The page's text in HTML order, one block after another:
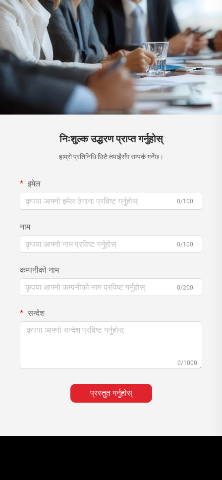
निःशुल्क उद्धरण प्राप्त गर्नुहोस्
हाम्रो प्रतिनिधि छिटै तपाईंसँग सम्पर्क गर्नेछ।
इमेल
0/100
नाम
0/100
कम्पनीको नाम
0/200
सन्देश
0/1000
प्रस्तुत गर्नुहोस्